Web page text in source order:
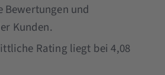
und
Kunden.
Rating liegt bei 4,08